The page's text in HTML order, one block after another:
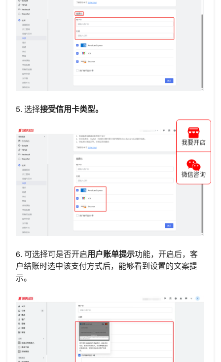
5. 选择接受信用卡类型。
6. 可选择可是否开启用户账单提示功能，开启后，客
户结账时选中该支付方式后，能够看到设置的文案提
示。
我要开店
微信咨询